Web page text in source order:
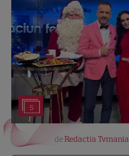
5
deRedactia Tvmania